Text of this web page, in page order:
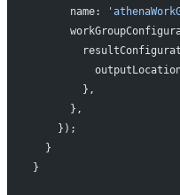
      name:
        },
      },
    });
  }
}